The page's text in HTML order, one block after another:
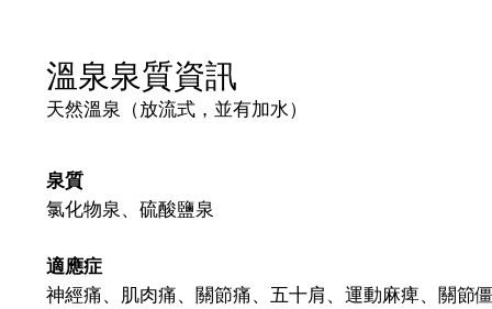
溫泉泉質資訊
天然溫泉（放流式，並有加水）
泉質
氯化物泉、硫酸鹽泉
適應症
神經痛、肌肉痛、關節痛、五十肩、運動麻痺、關節